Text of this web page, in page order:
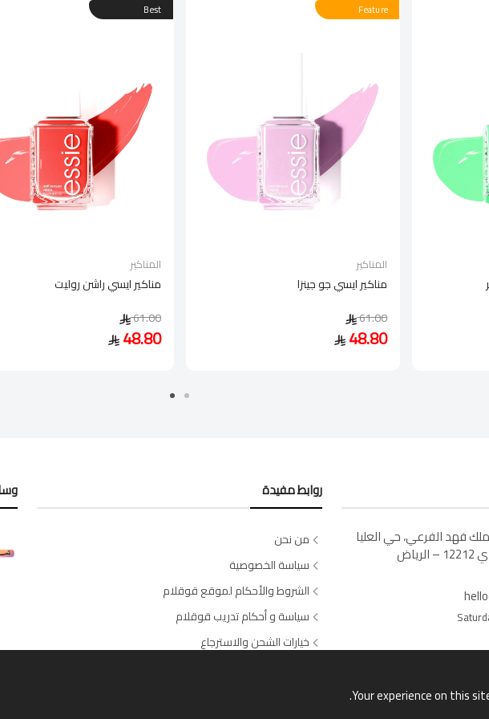
Best
المناكير
مناكير ايسي راشن روليت
61.00
48.80
Feature
المناكير
مناكير ايسي جو جينزا
61.00
48.80
فهد الفرعي، حي العليا
روابط مفيدة
من نحن
سياسة الخصوصية
الشروط والأحكام لموقع قوقلام
سياسة و أحكام تدريب قوقلام
خيارات الشحن والاسترجاع
Your experience on this